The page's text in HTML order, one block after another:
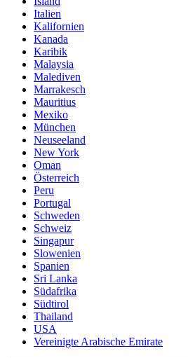
Italien
Kalifornien
Kanada
Karibik
Malaysia
Malediven
Marrakesch
Mauritius
Mexiko
München
Neuseeland
New York
Oman
Österreich
Peru
Portugal
Schweden
Schweiz
Singapur
Slowenien
Spanien
Sri Lanka
Südafrika
Südtirol
Thailand
USA
Vereinigte Arabische Emirate